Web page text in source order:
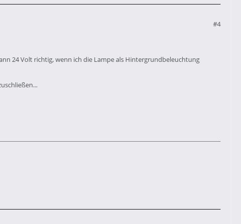
#4
24 Volt richtig, wenn ich die Lampe als Hintergrundbeleuchtung